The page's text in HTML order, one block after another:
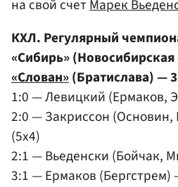
на свой счетМарек
КХЛ. Регулярный
«Сибирь»
«Слован»(Братислава) —
1:0 — Левицкий (Ермаков,
2:0 — Закриссон (Основин,
(5x4)
2:1 — Вьеденски (Бойчак,
3:1 — Ермаков (Бергстрем)